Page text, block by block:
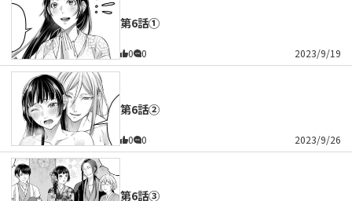
第6話①
0 0 2023/9/19
第6話②
0 0 2023/9/26
第6話③